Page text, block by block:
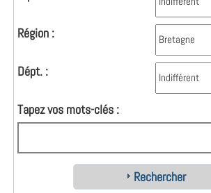
Région :
Dépt. :
Tapez vos mots-clés :
Rechercher